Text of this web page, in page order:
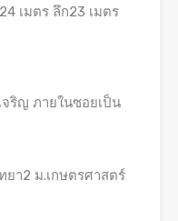
เมตร ลึก23 เมตร
ริญ ภายในซอยเป็น
ยา2 ม.เกษตรศาสตร์